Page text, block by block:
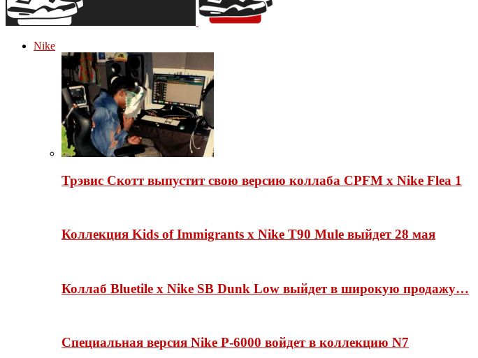
Nike
Трэвис Скотт выпустит свою версию коллаба CPFM x Nike Flea 1
Коллекция Kids of Immigrants x Nike T90 Mule выйдет 28 мая
Коллаб Bluetile x Nike SB Dunk Low выйдет в широкую продажу…
Специальная версия Nike P-6000 войдет в коллекцию N7